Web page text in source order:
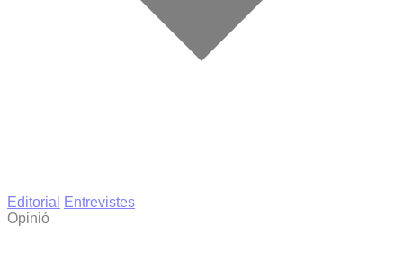
Editorial
Entrevistes
Opinió